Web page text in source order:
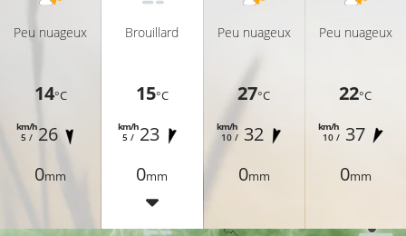
Peu nuageux
14°C
5 /
km/h26
0mm
Brouillard
15°C
5 /
km/h23
0mm
Peu nuageux
27°C
10 /
km/h 32
0mm
Peu nuageux
22°C
10 /
km/h 37
0mm
14°C